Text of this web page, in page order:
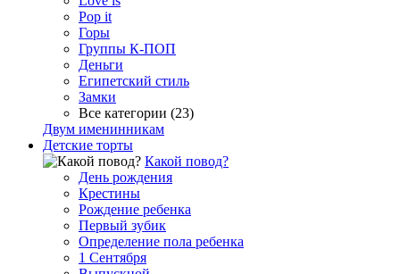
Pop it
Горы
Группы К-ПОП
Деньги
Египетский стиль
Замки
Все категории (23)
Двум именинникам
Детские торты
Какой повод?
День рождения
Крестины
Рождение ребенка
Первый зубик
Определение пола ребенка
1 Сентября